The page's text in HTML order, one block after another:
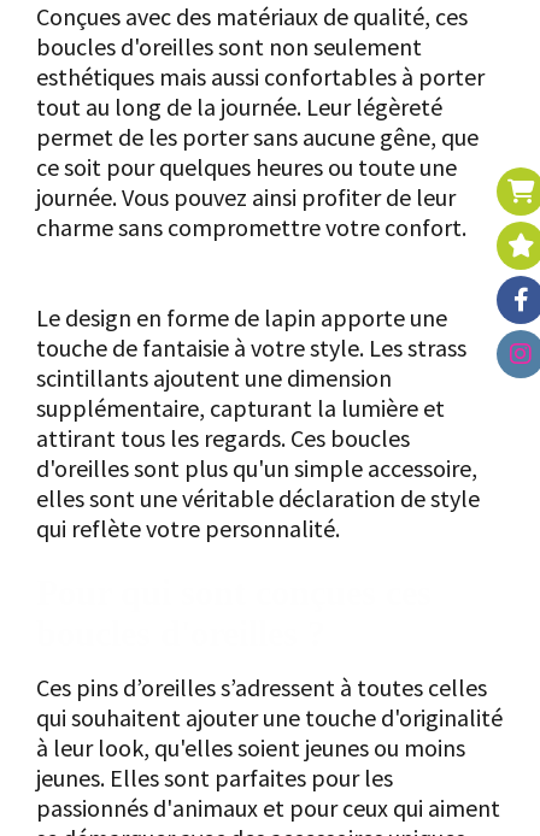
Conçues avec des matériaux de qualité, ces
boucles d'oreilles sont non seulement
esthétiques mais aussi confortables à porter
tout au long de la journée. Leur légèreté
permet de les porter sans aucune gêne, que
ce soit pour quelques heures ou toute une
journée. Vous pouvez ainsi profiter de leur
charme sans compromettre votre confort.
Le design en forme de lapin apporte une
touche de fantaisie à votre style. Les strass
scintillants ajoutent une dimension
supplémentaire, capturant la lumière et
attirant tous les regards. Ces boucles
d'oreilles sont plus qu'un simple accessoire,
elles sont une véritable déclaration de style
qui reflète votre personnalité.
Ces pins d’oreilles s’adressent à toutes celles
qui souhaitent ajouter une touche d'originalité
à leur look, qu'elles soient jeunes ou moins
jeunes. Elles sont parfaites pour les
passionnés d'animaux et pour ceux qui aiment